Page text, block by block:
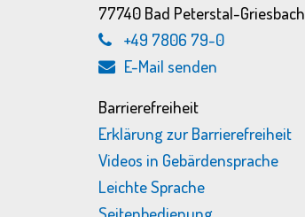
77740 Bad Peterstal-Griesbach
+49 7806 79-0
E-Mail senden
Barrierefreiheit
Erklärung zur Barrierefreiheit
Videos in Gebärdensprache
Leichte Sprache